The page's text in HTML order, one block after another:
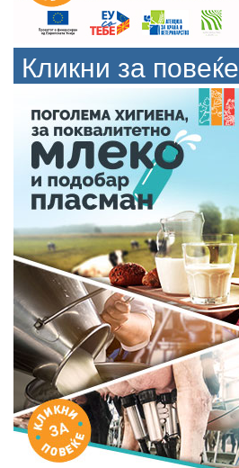
Кликни за повеќе